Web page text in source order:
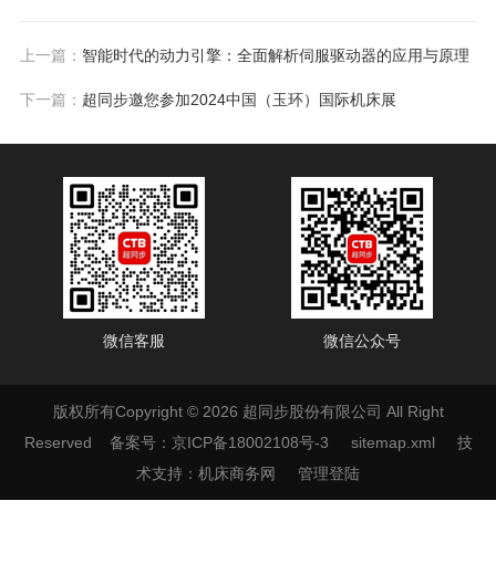
上一篇： 智能时代的动力引擎：全面解析伺服驱动器的应用与原理
下一篇： 超同步邀您参加2024中国（玉环）国际机床展
微信客服 微信公众号
版权所有Copyright © 2026 超同步股份有限公司 All Right
Reserved 备案号：京ICP备18002108号-3 sitemap.xml 技
术支持： 机床商务网 管理登陆